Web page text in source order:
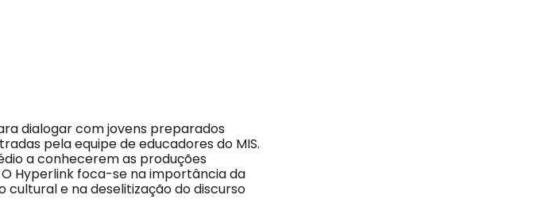
dialogar com jovens preparados
pela equipe de educadores do MIS.
a conhecerem as produções
Hyperlink foca-se na importância da
e na deselitização do discurso